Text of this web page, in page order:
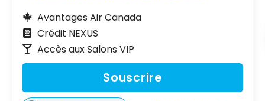
Avantages Air Canada
Crédit NEXUS
Accès aux Salons VIP
Souscrire